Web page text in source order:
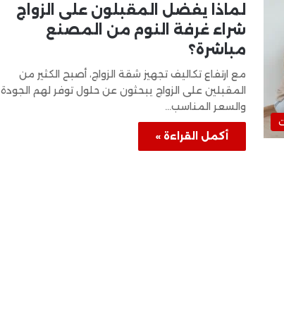
لماذا يفضل المقبلون على الزواج
شراء غرفة النوم من المصنع
مباشرة؟
مع ارتفاع تكاليف تجهيز شقة الزواج، أصبح الكثير من
المقبلين على الزواج يبحثون عن حلول توفر لهم الجودة
والسعر المناسب…
أكمل القراءة »